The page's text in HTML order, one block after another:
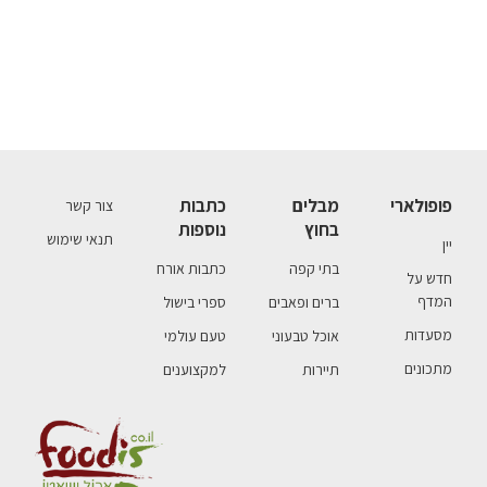
פופולארי
יין
חדש על
המדף
מסעדות
מתכונים
מבלים
בחוץ
בתי קפה
ברים ופאבים
אוכל טבעוני
תיירות
כתבות
נוספות
כתבות אורח
ספרי בישול
טעם עולמי
למקצוענים
צור קשר
תנאי שימוש